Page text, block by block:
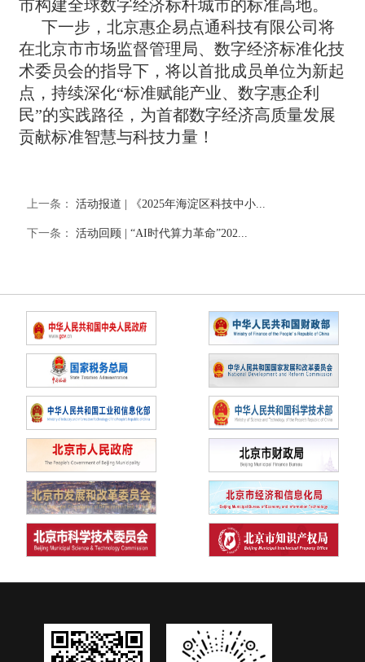
市构建全球数字经济标杆城市的标准高地。
下一步，北京惠企易点通科技有限公司将
在北京市市场监督管理局、数字经济标准化技
术委员会的指导下，将以首批成员单位为新起
点，持续深化“标准赋能产业、数字惠企利
民”的实践路径，为首都数字经济高质量发展
贡献标准智慧与科技力量！
上一条：活动报道 | 《2025年海淀区科技中小...
下一条：活动回顾 | “AI时代算力革命”202...